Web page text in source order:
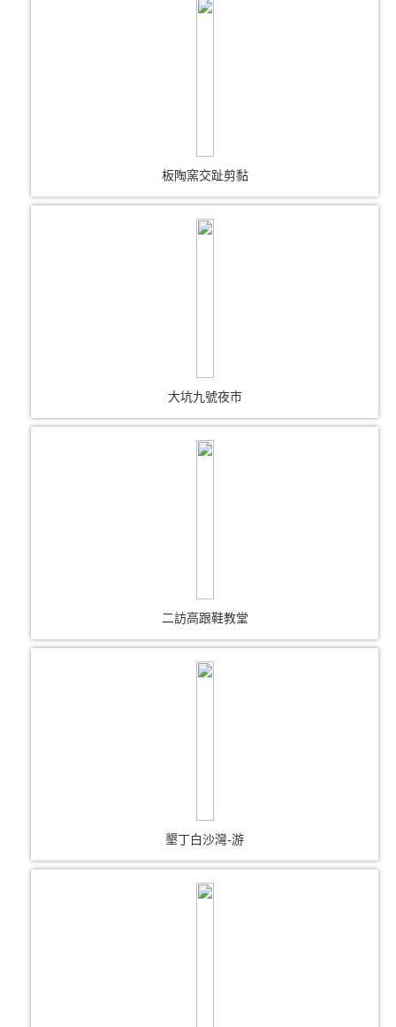
板陶窯交趾剪黏
大坑九號夜市
二訪高跟鞋教堂
墾丁白沙灣-游